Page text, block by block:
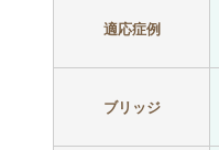
適応症例
ブリッジ